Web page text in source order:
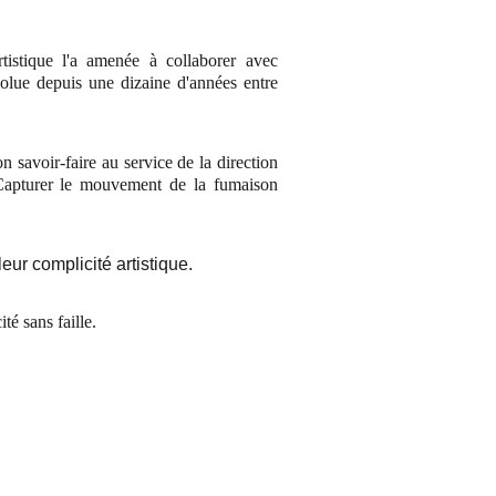
l'a amenée à collaborer avec
depuis une dizaine d'années entre
savoir-faire au service de la direction
le mouvement de la fumaison
complicité artistique.
sans faille.